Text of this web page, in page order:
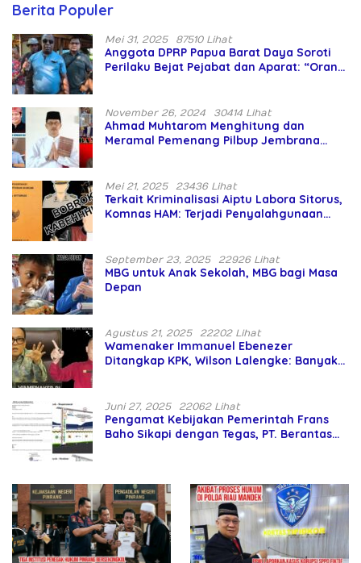
Berita Populer
Mei 31, 2025 87510 Lihat
Anggota DPRP Papua Barat Daya Soroti
Perilaku Bejat Pejabat dan Aparat: “Orang
November 26, 2024 30414 Lihat
Ahmad Muhtarom Menghitung dan
Meramal Pemenang Pilbup Jembrana
Mei 21, 2025 23436 Lihat
Terkait Kriminalisasi Aiptu Labora Sitorus,
Komnas HAM: Terjadi Penyalahgunaan
September 23, 2025 22926 Lihat
MBG untuk Anak Sekolah, MBG bagi Masa
Depan
Agustus 21, 2025 22202 Lihat
Wamenaker Immanuel Ebenezer
Ditangkap KPK, Wilson Lalengke: Banyak
Juni 27, 2025 22062 Lihat
Pengamat Kebijakan Pemerintah Frans
Baho Sikapi dengan Tegas, PT. Berantas